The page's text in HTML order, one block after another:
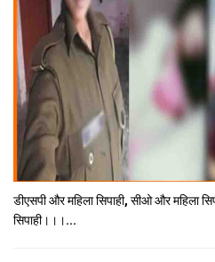
डीएसपी और महिला सिपाही, सीओ और महिला
सिपाही।।।...